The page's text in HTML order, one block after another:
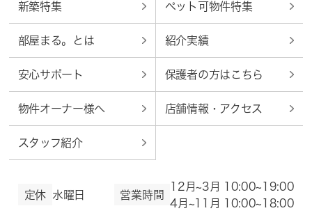
新築特集 ペット可物件特集
部屋まる。とは 紹介実績
安心サポート 保護者の方はこちら
物件オーナー様へ 店舗情報・アクセス
スタッフ紹介
定休 水曜日 営業時間
12月~3月 10:00~19:00
4月~11月 10:00~18:00